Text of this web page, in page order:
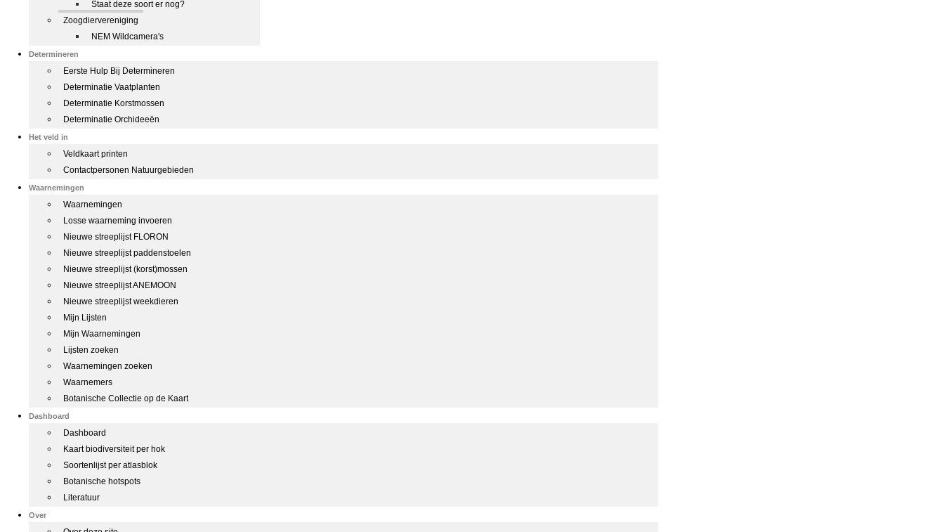
Staat deze soort er nog?
Zoogdiervereniging
NEM Wildcamera's
Determineren
Eerste Hulp Bij Determineren
Determinatie Vaatplanten
Determinatie Korstmossen
Determinatie Orchideeën
Het veld in
Veldkaart printen
Contactpersonen Natuurgebieden
Waarnemingen
Waarnemingen
Losse waarneming invoeren
Nieuwe streeplijst FLORON
Nieuwe streeplijst paddenstoelen
Nieuwe streeplijst (korst)mossen
Nieuwe streeplijst ANEMOON
Nieuwe streeplijst weekdieren
Mijn Lijsten
Mijn Waarnemingen
Lijsten zoeken
Waarnemingen zoeken
Waarnemers
Botanische Collectie op de Kaart
Dashboard
Dashboard
Kaart biodiversiteit per hok
Soortenlijst per atlasblok
Botanische hotspots
Literatuur
Over